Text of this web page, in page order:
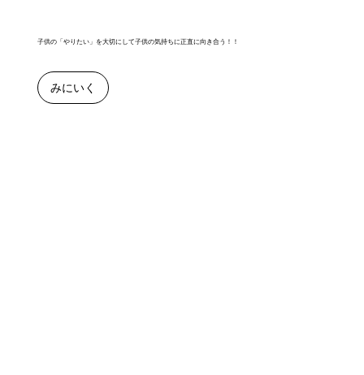
子供の「やりたい」を大切にして子供の気持ちに正直に向き合う！！
みにいく